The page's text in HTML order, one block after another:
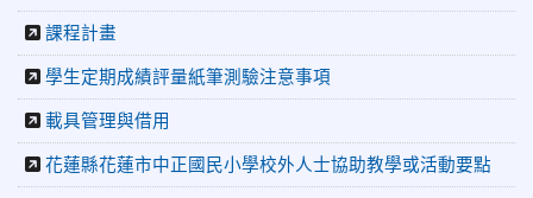
容
2026-04-27
榮譽
賀 本校籃球隊參加115年花蓮縣縣長盃籃
球錦標賽 榮獲亞軍！
2026-04-09
公告
賀! 本校中正國小115年度(1~3年級)健康
促進繪畫比賽優勝名單
課程計畫
學生定期成績評量紙筆測驗注意事項
載具管理與借用
花蓮縣花蓮市中正國民小學校外人士協助教學或活動要點